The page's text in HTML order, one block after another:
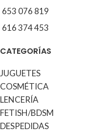
653 076 819
616 374 453
CATEGORÍAS
JUGUETES
COSMÉTICA
LENCERÍA
FETISH/BDSM
DESPEDIDAS